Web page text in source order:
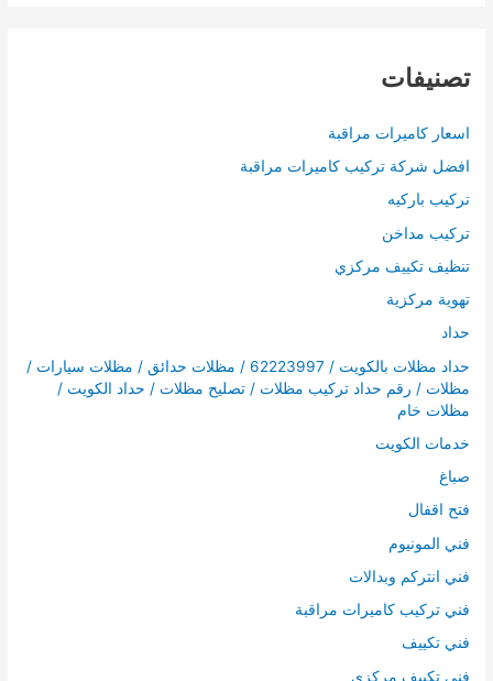
تصنيفات
اسعار كاميرات مراقبة
افضل شركة تركيب كاميرات مراقبة
تركيب باركيه
تركيب مداخن
تنظيف تكييف مركزي
تهوية مركزية
حداد
حداد مظلات بالكويت / 62223997 / مظلات حدائق / مظلات سيارات /
مظلات / رقم حداد تركيب مظلات / تصليح مظلات / حداد الكويت /
مظلات خام
خدمات الكويت
صباغ
فتح اقفال
فني المونيوم
فني انتركم وبدالات
فني تركيب كاميرات مراقبة
فني تكييف
فني تكييف مركزي